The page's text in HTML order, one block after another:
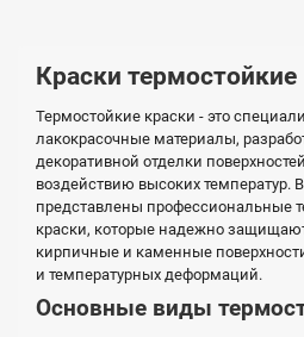
Краски термостойкие
Термостойкие краски - это
лакокрасочные материалы,
декоративной отделки
воздействию высоких температур.
представлены профессиональные
краски, которые надежно
кирпичные и каменные
и температурных деформаций.
Основные виды